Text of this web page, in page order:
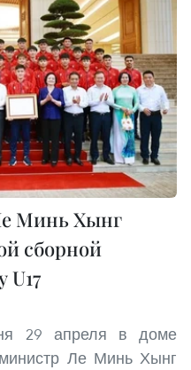
Минь Хынг
сборной
U17
29 апреля в доме
Ле Минь Хынг